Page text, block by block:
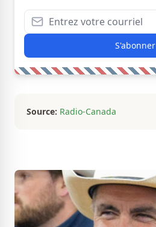
S'abonner
Source: Radio-Canada